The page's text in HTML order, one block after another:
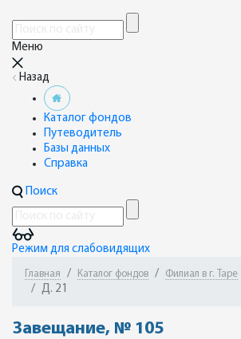
Меню
Назад
Каталог фондов
Путеводитель
Базы данных
Справка
Поиск
Режим для слабовидящих
Главная Каталог фондов Филиал в г. Таре
Д. 21
Завещание, № 105